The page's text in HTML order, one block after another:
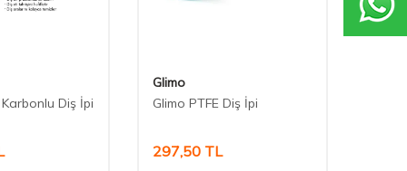
Diş İpi
Glimo
Glimo PTFE Diş İpi
297,50 TL